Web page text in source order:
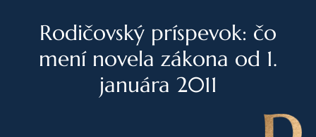
Rodičovský príspevok: čo
mení novela zákona od 1.
januára 2011